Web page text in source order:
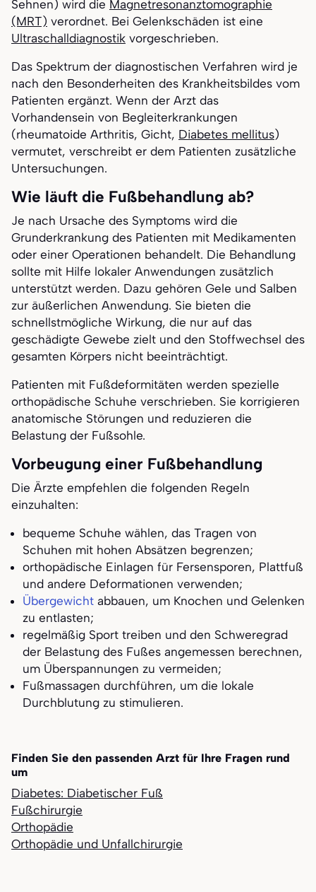
Sehnen) wird die Magnetresonanztomographie
(MRT) verordnet. Bei Gelenkschäden ist eine
Ultraschalldiagnostik vorgeschrieben.
Das Spektrum der diagnostischen Verfahren wird je
nach den Besonderheiten des Krankheitsbildes vom
Patienten ergänzt. Wenn der Arzt das
Vorhandensein von Begleiterkrankungen
(rheumatoide Arthritis, Gicht, Diabetes mellitus)
vermutet, verschreibt er dem Patienten zusätzliche
Untersuchungen.
Wie läuft die Fußbehandlung ab?
Je nach Ursache des Symptoms wird die
Grunderkrankung des Patienten mit Medikamenten
oder einer Operationen behandelt. Die Behandlung
sollte mit Hilfe lokaler Anwendungen zusätzlich
unterstützt werden. Dazu gehören Gele und Salben
zur äußerlichen Anwendung. Sie bieten die
schnellstmögliche Wirkung, die nur auf das
geschädigte Gewebe zielt und den Stoffwechsel des
gesamten Körpers nicht beeinträchtigt.
Patienten mit Fußdeformitäten werden spezielle
orthopädische Schuhe verschrieben. Sie korrigieren
anatomische Störungen und reduzieren die
Belastung der Fußsohle.
Vorbeugung einer Fußbehandlung
Die Ärzte empfehlen die folgenden Regeln
einzuhalten:
bequeme Schuhe wählen, das Tragen von
Schuhen mit hohen Absätzen begrenzen;
orthopädische Einlagen für Fersensporen, Plattfuß
und andere Deformationen verwenden;
Übergewicht abbauen, um Knochen und Gelenken
zu entlasten;
regelmäßig Sport treiben und den Schweregrad
der Belastung des Fußes angemessen berechnen,
um Überspannungen zu vermeiden;
Fußmassagen durchführen, um die lokale
Durchblutung zu stimulieren.
Finden Sie den passenden Arzt für Ihre Fragen rund
um
Diabetes: Diabetischer Fuß
Fußchirurgie
Orthopädie
Orthopädie und Unfallchirurgie